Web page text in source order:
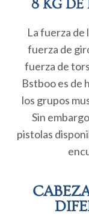
8 KG DE
La fuerza de
fuerza de
fuerza de
Bstboo es de
los grupos
Sin
pistolas